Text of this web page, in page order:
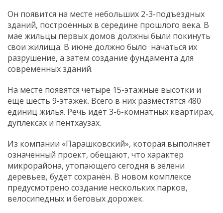
Он появится на месте небольших 2-3-подъездных
зданий, построенных в середине прошлого века. В
мае жильцы первых домов должны были покинуть
свои жилища. В июне должно было начаться их
разрушение, а затем создание фундамента для
современных зданий.
На месте появятся четыре 15-этажные высотки и
ещё шесть 9-этажек. Всего в них разместятся 480
единиц жилья. Речь идёт 3-6-комнатных квартирах,
дуплексах и пентхаузах.
Из компании «Парашковский», которая выполняет
означенный проект, обещают, что характер
микрорайона, утопающего сегодня в зелени
деревьев, будет сохранён. В новом комплексе
предусмотрено создание нескольких парков,
велосипедных и беговых дорожек.